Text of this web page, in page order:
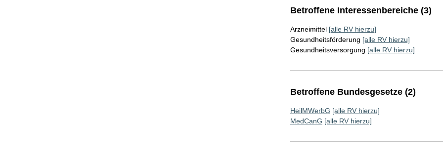
Betroffene Interessenbereiche (3)
Arzneimittel [alle RV hierzu]
Gesundheitsförderung [alle RV hierzu]
Gesundheitsversorgung [alle RV hierzu]
Betroffene Bundesgesetze (2)
HeilMWerbG [alle RV hierzu]
MedCanG [alle RV hierzu]